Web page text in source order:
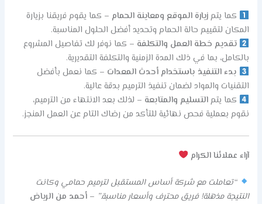
كما يتمزيارة الموقع ومعاينة الحمام – كما يقوم فريقنا بزيارة
المكان لتقييم حالة الحمام وتحديد أفضل الحلول المناسبة.
تقديم خطة العمل والتكلفة – كما نوفر لك تفاصيل المشروع
بالكامل، بما في ذلك المدة الزمنية والتكلفة التقديرية.
بدء التنفيذ باستخدام أحدث المعدات – كما نعمل بأفضل
التقنيات والمواد لضمان تنفيذ الترميم بدقة عالية.
كما يتمالتسليم والمتابعة – لذلك بعد الانتهاء من الترميم،
نقوم بعملية فحص نهائية للتأكد من رضاك التام عن العمل المنجز.
آراء عملائنا الكرام
“تعاملت مع شركة أساس المستقبل لترميم حمامي وكانت
النتيجة مذهلة! فريق محترف وأسعار مناسبة.” –أحمد من الرياض